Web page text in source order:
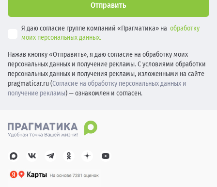
Отправить
Я даю согласие группе компаний «Прагматика» на обработку
моих персональных данных.
Нажав кнопку «Отправить», я даю согласие на обработку моих
персональных данных и получение рекламы. С условиями обработки
персональных данных и получения рекламы, изложенными на сайте
pragmaticar.ru (Согласие на обработку персональных данных и
получение рекламы) — ознакомлен и согласен.